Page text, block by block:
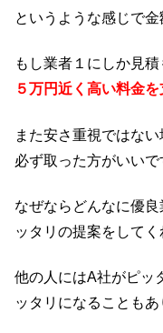
というような感じで金
もし業者１にしか見
５万円近く高い料金を
また安さ重視ではな
必ず取った方がいいで
なぜならどんなに優
ッタリの提案をしてく
他の人にはA社がピッ
ッタリになることもあ